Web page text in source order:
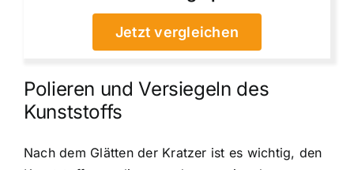
Jetzt vergleichen
Polieren und Versiegeln des
Kunststoffs
Nach dem Glätten der Kratzer ist es wichtig, den